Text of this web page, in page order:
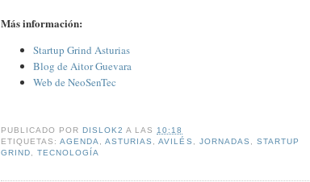
Más información:
Startup Grind Asturias
Blog de Aitor Guevara
Web de NeoSenTec
PUBLICADO PORDISLOK2A LAS 10:18
ETIQUETAS:AGENDA ,ASTURIAS ,AVILÉS JORNADAS
STARTUP
GRIND ,TECNOLOGÍA